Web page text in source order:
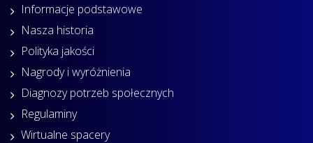
Informacje podstawowe
Nasza historia
Polityka jakości
Nagrody i wyróżnienia
Diagnozy potrzeb społecznych
Regulaminy
Wirtualne spacery